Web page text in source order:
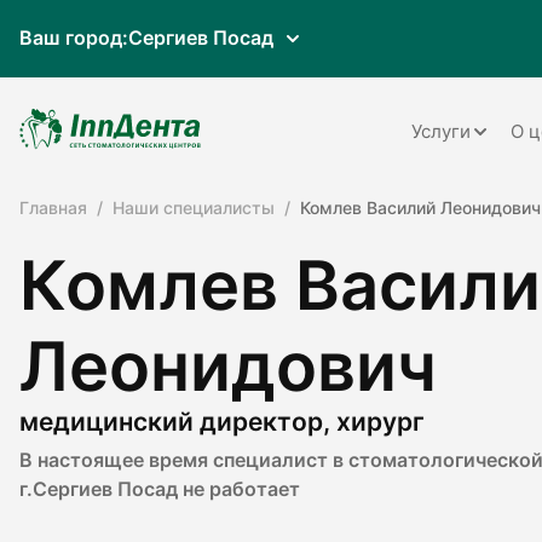
Ваш город:Сергиев Посад
Услуги
Терапия
Хирургия
О
Главная Наши специалисты Комлев Василий Леонидович
Комлев
Леонидович
медицинский директор, хирург
В настоящее время специалист в
г.Сергиев Посад не работает